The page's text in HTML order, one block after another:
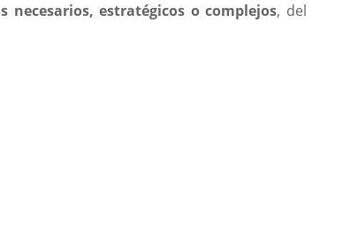
necesarios, estratégicos o complejos, del